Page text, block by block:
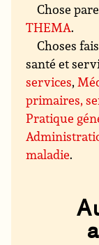
Chose
THEMA.
Choses
santé et
services,
primaires,
Pratique
maladie.